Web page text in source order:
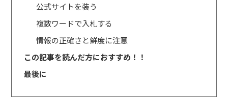
公式サイトを装う
複数ワードで入札する
情報の正確さと鮮度に注意
この記事を読んだ方におすすめ！！
最後に